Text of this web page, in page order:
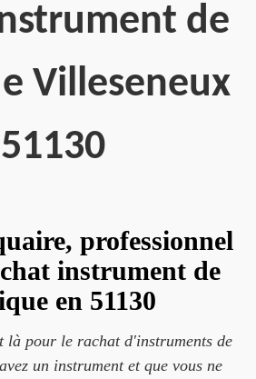
de
Villeseneux
51130
professionnel
instrument de
en 51130
là pour le rachat d'instruments de
un instrument et que vous ne